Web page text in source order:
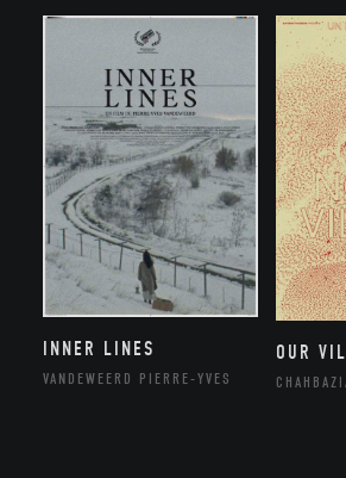
INNER LINES
VANDEWEERD PIERRE-YVES
OUR